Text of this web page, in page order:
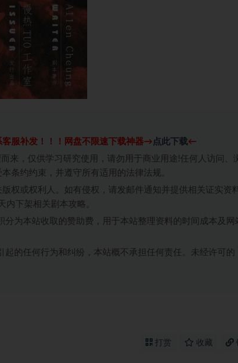
客服补发！！！网盘不限速下载神器→ 点此下载←
来，仅供学习研究使用，请勿用于商业用途!任何人访问、
条约约束，并遵守所有适用的法律法规。
权或权利人。如有侵权，请发邮件通知并提供相关证实资
下架相关剧本攻略。
分为本站收取的赞助费，用于本站整理资料的时间成本及网
的任何行为和纠纷，本站概不承担任何责任。未经许可的
打赏 收藏